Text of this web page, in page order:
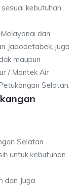
kebutuhan
dan
Jabodetabek, juga
maupun
/ Mantek Air
Selatan.
Selatan
untuk kebutuhan
dan Juga